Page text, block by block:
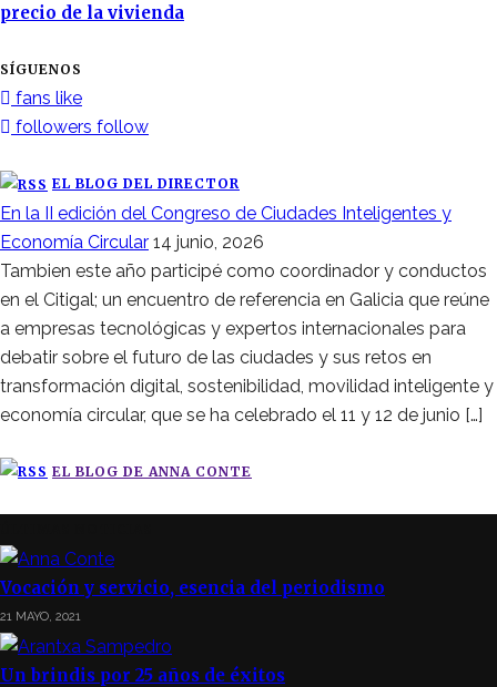
precio de la vivienda
SÍGUENOS
fans like
followers follow
EL BLOG DEL DIRECTOR
En la II edición del Congreso de Ciudades Inteligentes y
Economía Circular 14 junio, 2026
Tambien este año participé como coordinador y conductos
en el Citigal; un encuentro de referencia en Galicia que reúne
a empresas tecnológicas y expertos internacionales para
debatir sobre el futuro de las ciudades y sus retos en
transformación digital, sostenibilidad, movilidad inteligente y
economía circular, que se ha celebrado el 11 y 12 de junio […]
EL BLOG DE ANNA CONTE
Vocación y servicio, esencia del periodismo
21 MAYO, 2021
Un brindis por 25 años de éxitos